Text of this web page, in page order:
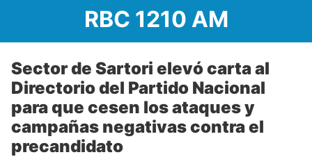
RBC 1210 AM
Sector de Sartori elevó carta al
Directorio del Partido Nacional
para que cesen los ataques y
campañas negativas contra el
precandidato